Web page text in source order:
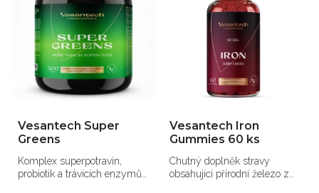
Vesantech Super
Greens
Komplex superpotravin,
probiotik a trávicích enzymů
Vesantech Iron
Gummies 60 ks
Chutný doplněk stravy
obsahující přírodní železo z